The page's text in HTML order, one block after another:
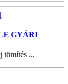
GYÁRI
tömítés ...